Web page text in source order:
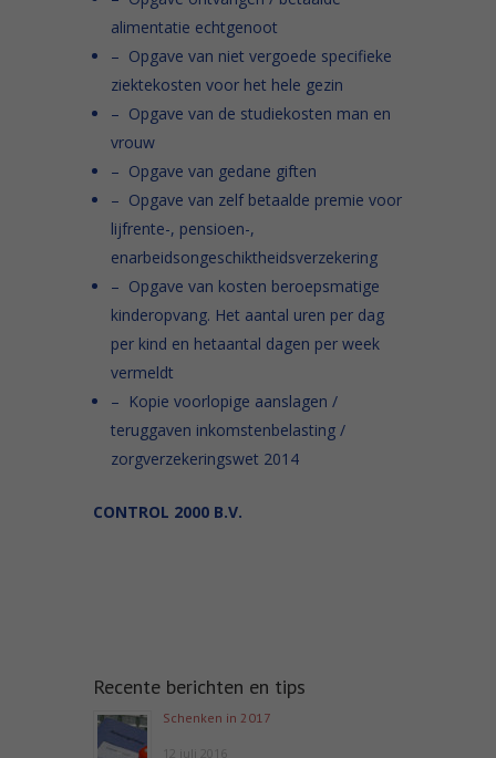
alimentatie echtgenoot
– Opgave van niet vergoede specifieke
ziektekosten voor het hele gezin
– Opgave van de studiekosten man en
vrouw
– Opgave van gedane giften
– Opgave van zelf betaalde premie voor
lijfrente-, pensioen-,
enarbeidsongeschiktheidsverzekering
– Opgave van kosten beroepsmatige
kinderopvang. Het aantal uren per dag
per kind en hetaantal dagen per week
vermeldt
– Kopie voorlopige aanslagen /
teruggaven inkomstenbelasting /
zorgverzekeringswet 2014
CONTROL 2000 B.V.
Recente berichten en tips
Schenken in 2017
12 juli 2016